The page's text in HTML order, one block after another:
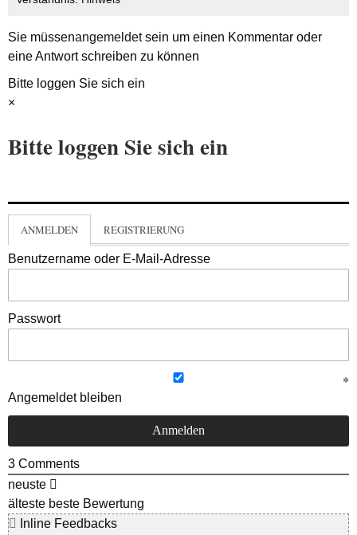
Sie müssenangemeldetsein um einen Kommentar oder
eine Antwort schreiben zu können
Bitte loggen Sie sich ein
×
Bitte loggen Sie sich ein
ANMELDEN REGISTRIERUNG
Benutzername oder E-Mail-Adresse
Passwort
Angemeldet bleiben
3 Comments
neuste
älteste beste Bewertung
Inline Feedbacks